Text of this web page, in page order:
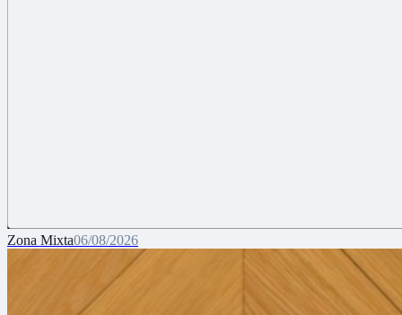
Zona Mixta06/08/2026